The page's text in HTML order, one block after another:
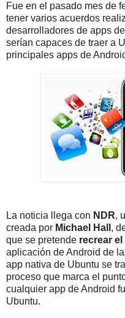
Fue en el pasado mes de
tener varios acuerdos
desarrolladores de apps
serían capaces de traer a
principales apps de
La noticia llega con NDR,
creada por Michael Hall ,
que se pretende recrear
aplicación de Android de
app nativa de Ubuntu se
proceso que marca el
cualquier app de Android
Ubuntu.